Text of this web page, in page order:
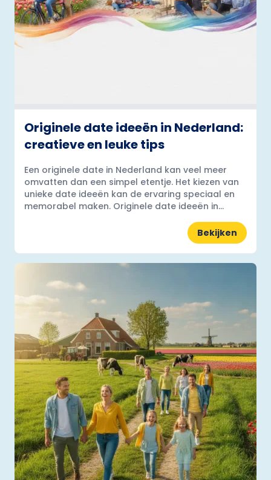
Originele date ideeën in Nederland:
creatieve en leuke tips
Een originele date in Nederland kan veel meer
omvatten dan een simpel etentje. Het kiezen van
unieke date ideeën kan de ervaring speciaal en
memorabel maken. Originele date ideeën in...
Bekijken